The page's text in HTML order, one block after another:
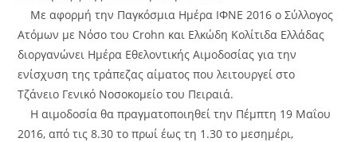
Με αφορμή την Παγκόσμια Ημέρα ΙΦΝΕ 2016 ο Σύλλογος
Ατόμων με Νόσο του Crohn και Ελκώδη Κολίτιδα Ελλάδας
διοργανώνει Ημέρα Εθελοντικής Αιμοδοσίας για την
ενίσχυση της τράπεζας αίματος που λειτουργεί στο
Τζάνειο Γενικό Νοσοκομείο του Πειραιά.
Η αιμοδοσία θα πραγματοποιηθεί την Πέμπτη 19 Μαΐου
2016, από τις 8.30 το πρωί έως τη 1.30 το μεσημέρι,